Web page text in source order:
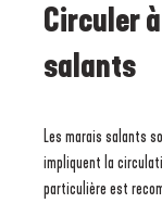
Circuler
salants
Les marais salants
impliquent la
particulière est